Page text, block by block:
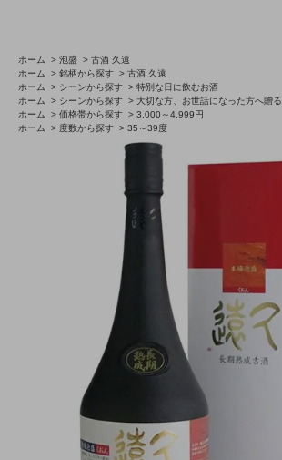
ホーム > 泡盛 > 古酒 久遠
ホーム
> 銘柄から探す > 古酒 久遠
ホーム
> シーンから探す > 特別な日に飲むお酒
ホーム
> シーンから探す > 大切な方、お世話になった方へ贈る
ホーム
> 価格帯から探す > 3,000～4,999円
ホーム
> 度数から探す > 35～39度